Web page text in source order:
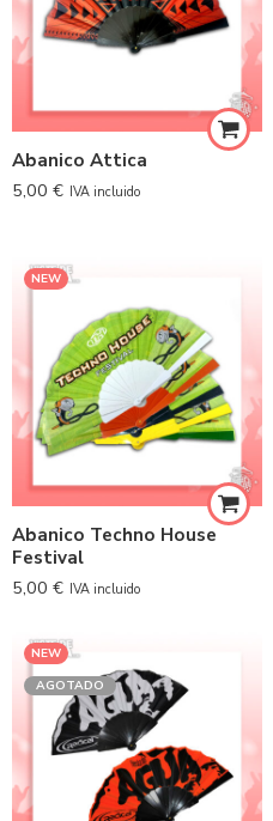
Abanico Attica
5,00 € IVA incluido
NEW
Abanico Techno House
Festival
5,00 € IVA incluido
NEW
AGOTADO